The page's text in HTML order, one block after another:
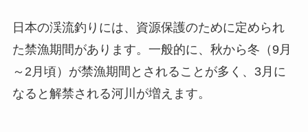
日本の渓流釣りには、資源保護のために定められ
た禁漁期間があります。 一般的に、秋から冬（9月
～2月頃）が禁漁期間とされることが多く、3月に
なると解禁される河川が増えます。